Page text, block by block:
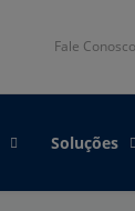
Fale
Soluções